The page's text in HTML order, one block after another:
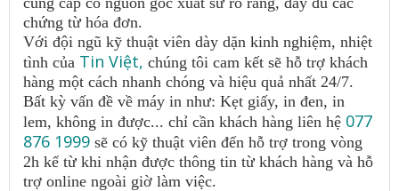
chứng từ hóa đơn.
Với đội ngũ kỹ thuật viên dày dặn kinh nghiệm, nhiệt
tình của Tin Việt, chúng tôi cam kết sẽ hỗ trợ khách
hàng một cách nhanh chóng và hiệu quả nhất 24/7.
Bất kỳ vấn đề về máy in như: Kẹt giấy, in đen, in
lem, không in được... chỉ cần khách hàng liên hệ 077
876 1999 sẽ có kỹ thuật viên đến hỗ trợ trong vòng
2h kể từ khi nhận được thông tin từ khách hàng và hỗ
trợ online ngoài giờ làm việc.